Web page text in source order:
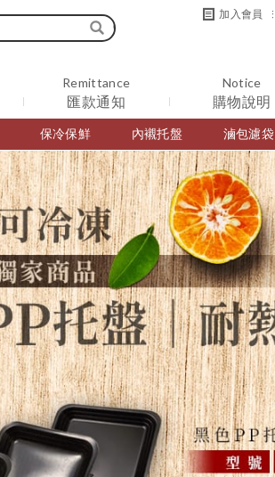
加入會員
保冷保鮮 內襯托盤 滷包濾袋
Remittance
匯款通知
Notice
購物說明